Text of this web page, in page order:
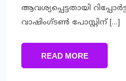
ആവശ്യപ്പെട്ടതായി
വാഷിംഗ്ടണ്‍ പോസ്റ്റിന് […]
READ MORE